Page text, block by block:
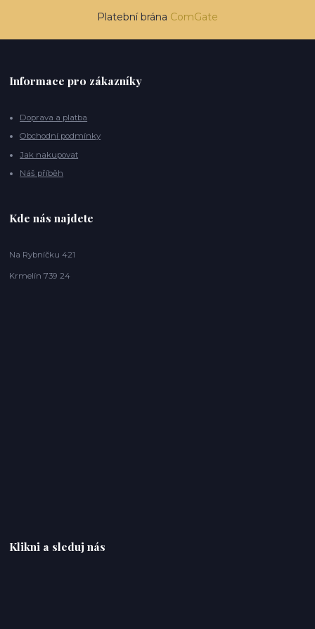
Platební brána ComGate
Informace pro zákazníky
Doprava a platba
Obchodní podmínky
Jak nakupovat
Náš příběh
Kde nás najdete
Na Rybníčku 421
Krmelín 739 24
Klikni a sleduj nás